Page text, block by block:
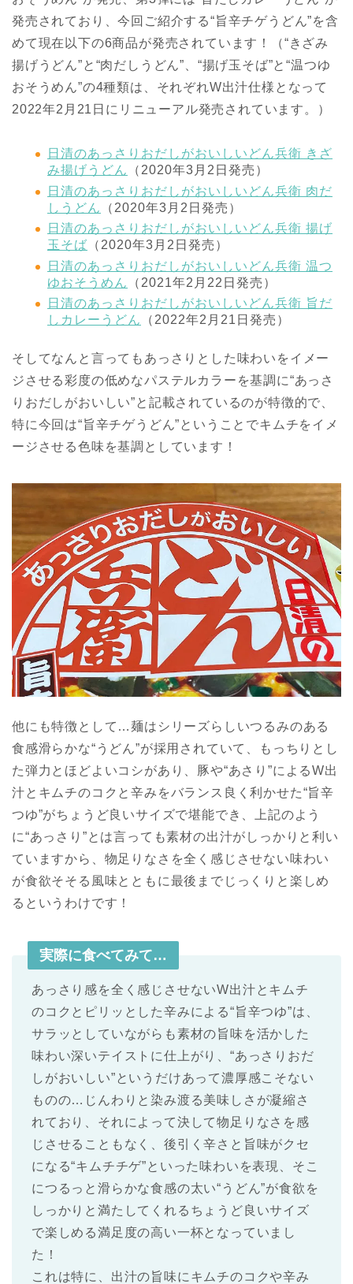
発売されており、今回ご紹介する“旨辛チゲうどん”を含
めて現在以下の6商品が発売されています！（“きざみ
揚げうどん”と“肉だしうどん”、“揚げ玉そば”と“温つゆ
おそうめん”の4種類は、それぞれW出汁仕様となって
2022年2月21日にリニューアル発売されています。）
日清のあっさりおだしがおいしいどん兵衛 きざ
み揚げうどん
（2020年3月2日発売）
日清のあっさりおだしがおいしいどん兵衛 肉だ
しうどん
（2020年3月2日発売）
日清のあっさりおだしがおいしいどん兵衛 揚げ
玉そば （2020年3月2日発売）
日清のあっさりおだしがおいしいどん兵衛 温つ
ゆおそうめん
（2021年2月22日発売）
日清のあっさりおだしがおいしいどん兵衛 旨だ
しカレーうどん
（2022年2月21日発売）
そしてなんと言ってもあっさりとした味わいをイメー
ジさせる彩度の低めなパステルカラーを基調に“あっさ
りおだしがおいしい”と記載されているのが特徴的で、
特に今回は“旨辛チゲうどん”ということでキムチをイメ
ージさせる色味を基調としています！
他にも特徴として…麺はシリーズらしいつるみのある
食感滑らかな“うどん”が採用されていて、もっちりとし
た弾力とほどよいコシがあり、豚や“あさり”によるW出
汁とキムチのコクと辛みをバランス良く利かせた“旨辛
つゆ”がちょうど良いサイズで堪能でき、上記のよう
に“あっさり”とは言っても素材の出汁がしっかりと利い
ていますから、物足りなさを全く感じさせない味わい
が食欲そそる風味とともに最後までじっくりと楽しめ
るというわけです！
実際に食べてみて…
あっさり感を全く感じさせないW出汁とキムチ
のコクとピリッとした辛みによる“旨辛つゆ”は、
サラッとしていながらも素材の旨味を活かした
味わい深いテイストに仕上がり、“あっさりおだ
しがおいしい”というだけあって濃厚感こそない
ものの…じんわりと染み渡る美味しさが凝縮さ
れており、それによって決して物足りなさを感
じさせることもなく、後引く辛さと旨味がクセ
になる“キムチチゲ”といった味わいを表現、そこ
につるっと滑らかな食感の太い“うどん”が食欲を
しっかりと満たしてくれるちょうど良いサイズ
で楽しめる満足度の高い一杯となっていまし
た！
これは特に、出汁の旨味にキムチのコクや辛み